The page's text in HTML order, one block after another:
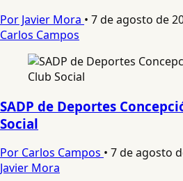
Por Javier Mora • 7 de agosto de
Carlos Campos
SADP de Deportes
Social
Por Carlos Campos • 7 de agosto
Javier Mora